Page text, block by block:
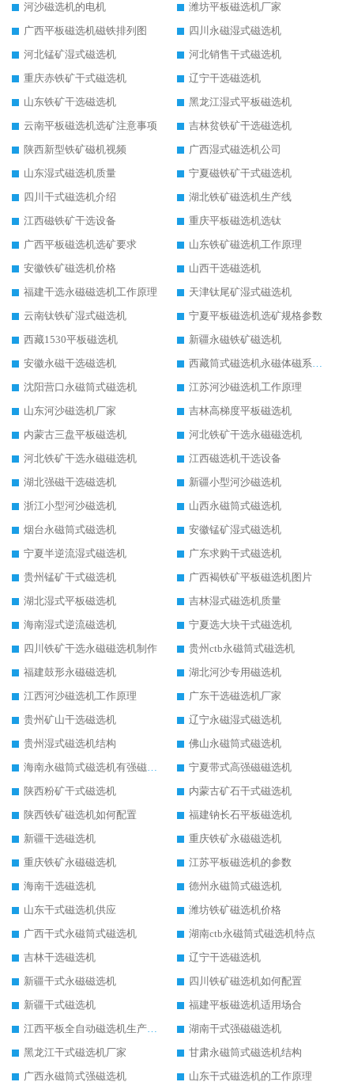
河沙磁选机的电机
潍坊平板磁选机厂家
广西平板磁选机磁铁排列图
四川永磁湿式磁选机
河北锰矿湿式磁选机
河北销售干式磁选机
重庆赤铁矿干式磁选机
辽宁干选磁选机
山东铁矿干选磁选机
黑龙江湿式平板磁选机
云南平板磁选机选矿注意事项
吉林贫铁矿干选磁选机
陕西新型铁矿磁机视频
广西湿式磁选机公司
山东湿式磁选机质量
宁夏磁铁矿干式磁选机
四川干式磁选机介绍
湖北铁矿磁选机生产线
江西磁铁矿干选设备
重庆平板磁选机选钛
广西平板磁选机选矿要求
山东铁矿磁选机工作原理
安徽铁矿磁选机价格
山西干选磁选机
福建干选永磁磁选机工作原理
天津钛尾矿湿式磁选机
云南钛铁矿湿式磁选机
宁夏平板磁选机选矿规格参数
西藏1530平板磁选机
新疆永磁铁矿磁选机
安徽永磁干选磁选机
西藏筒式磁选机永磁体磁系设计
沈阳营口永磁筒式磁选机
江苏河沙磁选机工作原理
山东河沙磁选机厂家
吉林高梯度平板磁选机
内蒙古三盘平板磁选机
河北铁矿干选永磁磁选机
河北铁矿干选永磁磁选机
江西磁选机干选设备
湖北强磁干选磁选机
新疆小型河沙磁选机
浙江小型河沙磁选机
山西永磁筒式磁选机
烟台永磁筒式磁选机
安徽锰矿湿式磁选机
宁夏半逆流湿式磁选机
广东求购干式磁选机
贵州锰矿干式磁选机
广西褐铁矿平板磁选机图片
湖北湿式平板磁选机
吉林湿式磁选机质量
海南湿式逆流磁选机
宁夏选大块干式磁选机
四川铁矿干选永磁磁选机制作
贵州ctb永磁筒式磁选机
福建鼓形永磁磁选机
湖北河沙专用磁选机
江西河沙磁选机工作原理
广东干选磁选机厂家
贵州矿山干选磁选机
辽宁永磁湿式磁选机
贵州湿式磁选机结构
佛山永磁筒式磁选机
海南永磁筒式磁选机有强磁的吗
宁夏带式高强磁磁选机
陕西粉矿干式磁选机
内蒙古矿石干式磁选机
陕西铁矿磁选机如何配置
福建钠长石平板磁选机
新疆干选磁选机
重庆铁矿永磁磁选机
重庆铁矿永磁磁选机
江苏平板磁选机的参数
海南干选磁选机
德州永磁筒式磁选机
山东干式磁选机供应
潍坊铁矿磁选机价格
广西干式永磁筒式磁选机
湖南ctb永磁筒式磁选机特点
吉林干选磁选机
辽宁干选磁选机
新疆干式永磁磁选机
四川铁矿磁选机如何配置
新疆干式磁选机
福建平板磁选机适用场合
江西平板全自动磁选机生产厂家
湖南干式强磁磁选机
黑龙江干式磁选机厂家
甘肃永磁筒式磁选机结构
广西永磁筒式强磁选机
山东干式磁选机的工作原理